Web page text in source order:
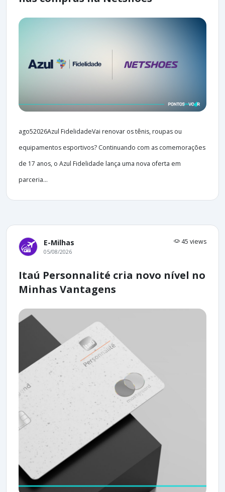
ago52026Azul FidelidadeVai renovar os tênis, roupas ou
equipamentos esportivos? Continuando com as comemorações
de 17 anos, o Azul Fidelidade lança uma nova oferta em
parceria...
E-Milhas 45 views
05/08/2026
Itaú Personnalité cria novo nível no
Minhas Vantagens